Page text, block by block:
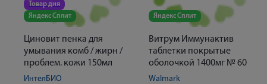
Товар дня
Яндекс Сплит
Циновит пенка для
умывания комб / жирн /
проблем. кожи 150мл
ИнтелБИО
Яндекс Сплит
Витрум Иммунактив
таблетки покрытые
оболочкой 1400мг № 60
Walmark